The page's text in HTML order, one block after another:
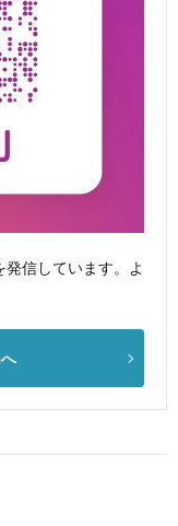
信しています。よ